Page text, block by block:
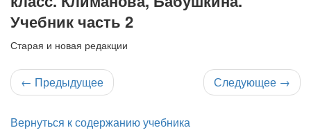
Учебник часть 2
Старая и новая редакции
← Предыдущее Следующее →
Вернуться к содержанию учебника